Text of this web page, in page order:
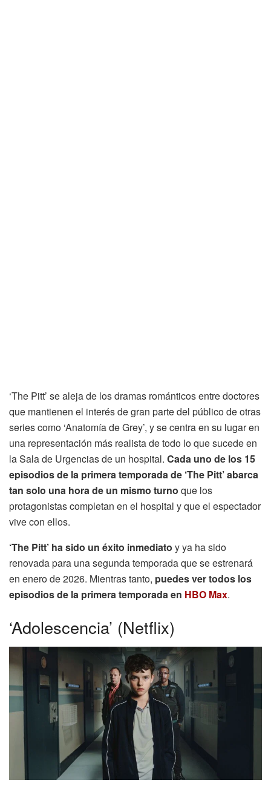
‘The Pitt’ se aleja de los dramas románticos entre doctores
que mantienen el interés de gran parte del público de otras
series como ‘Anatomía de Grey’, y se centra en su lugar en
una representación más realista de todo lo que sucede en
la Sala de Urgencias de un hospital. Cada uno de los 15
episodios de la primera temporada de ‘The Pitt’ abarca
tan solo una hora de un mismo turno que los
protagonistas completan en el hospital y que el espectador
vive con ellos.
‘The Pitt’ ha sido un éxito inmediato y ya ha sido
renovada para una segunda temporada que se estrenará
en enero de 2026. Mientras tanto, puedes ver todos los
episodios de la primera temporada en HBO Max.
‘Adolescencia’ (Netflix)